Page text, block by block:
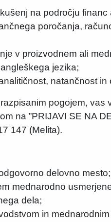
na področju
poročanja,
v proizvodnem ali
jezika;
natančnost in
pogojem, vas
na ”PRIJAVI SE NA
147 (Melita).
delovno mesto;
mednarodno
dela;
in